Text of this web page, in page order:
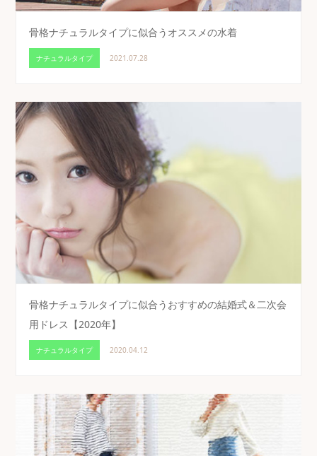
骨格ナチュラルタイプに似合うオススメの水着
ナチュラルタイプ 2021.07.28
骨格ナチュラルタイプに似合うおすすめの結婚式＆二次会
用ドレス【2020年】
ナチュラルタイプ 2020.04.12